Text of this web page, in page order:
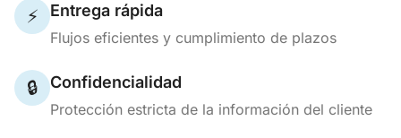
⚡ Entrega rápida
Flujos eficientes y cumplimiento de plazos
🔒 Confidencialidad
Protección estricta de la información del cliente